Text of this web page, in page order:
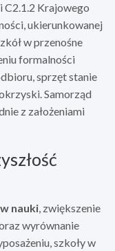
C2.1.2 Krajowego
ukierunkowanej
w przenośne
formalności
sprzęt stanie
Samorząd
z założeniami
nauki , zwiększenie
wyrównanie
szkoły w